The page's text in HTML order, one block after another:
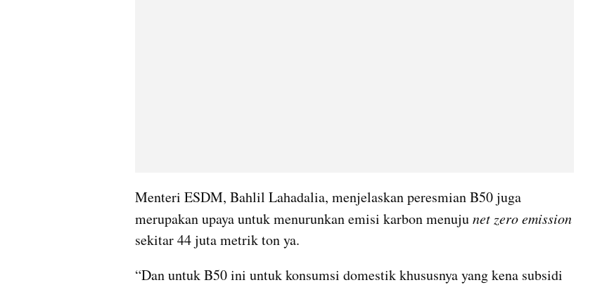
Menteri ESDM, Bahlil Lahadalia, menjelaskan peresmian B50 juga
merupakan upaya untuk menurunkan emisi karbon menuju
sekitar 44 juta metrik ton ya.
“Dan untuk B50 ini untuk konsumsi domestik khususnya yang kena subsidi